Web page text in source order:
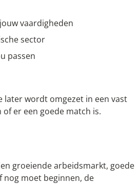
vaardigheden
sector
passen
later wordt omgezet in een vast
er een goede match is.
groeiende arbeidsmarkt, goede
nog moet beginnen, de